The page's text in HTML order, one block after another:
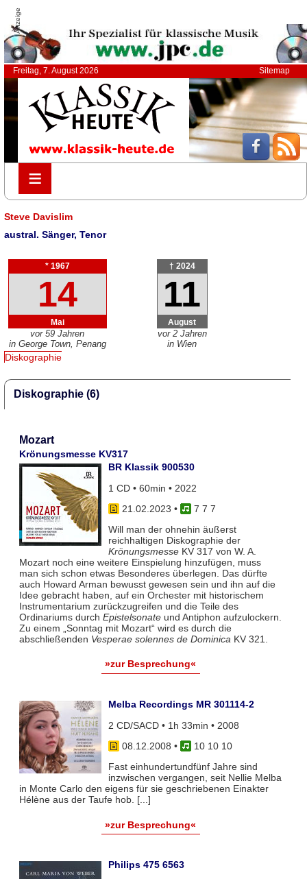
Anzeige
Freitag, 7. August 2026 Sitemap
≡
≡
Steve Davislim
austral. Sänger, Tenor
* 1967
14
Mai
vor 59 Jahren
in George Town, Penang
† 2024
11
August
vor 2 Jahren
in Wien
Diskographie
Diskographie (6)
Mozart
Krönungsmesse KV317
BR Klassik 900530
1 CD • 60min • 2022
21.02.2023 •
7 7 7
Will man der ohnehin äußerst
reichhaltigen Diskographie der
KrönungsmesseKV 317 von W. A.
Mozart noch eine weitere Einspielung hinzufügen, muss
man sich schon etwas Besonderes überlegen. Das dürfte
auch Howard Arman bewusst gewesen sein und ihn auf die
Idee gebracht haben, auf ein Orchester mit historischem
Instrumentarium zurückzugreifen und die Teile des
Ordinariums durch Epistelsonateund Antiphon aufzulockern.
Zu einem „Sonntag mit Mozart“ wird es durch die
abschließenden Vesperae solennes de DominicaKV 321.
»zur Besprechung«
Melba Recordings MR 301114-2
2 CD/SACD • 1h 33min • 2008
08.12.2008 •
10 10 10
Fast einhundertundfünf Jahre sind
inzwischen vergangen, seit Nellie Melba
in Monte Carlo den eigens für sie geschriebenen Einakter
Hélène aus der Taufe hob. [...]
»zur Besprechung«
Philips 475 6563